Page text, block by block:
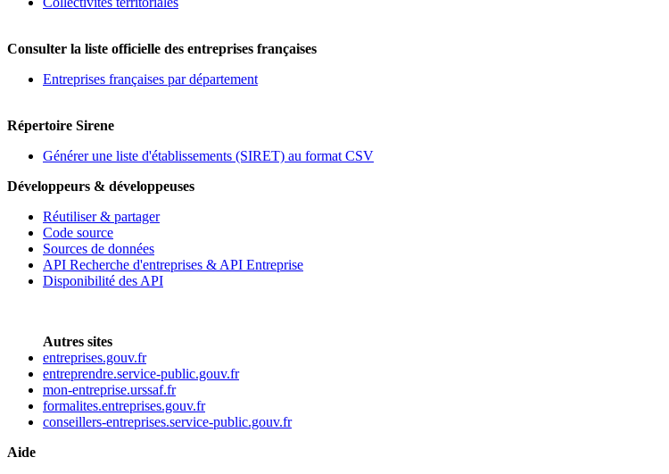
Consulter la liste officielle des entreprises françaises
Entreprises françaises par département
Répertoire Sirene
Générer une liste d'établissements (SIRET) au format CSV
Développeurs & développeuses
Réutiliser & partager
Code source
Sources de données
API Recherche d'entreprises & API Entreprise
Disponibilité des API
Autres sites
entreprises.gouv.fr
entreprendre.service-public.gouv.fr
mon-entreprise.urssaf.fr
formalites.entreprises.gouv.fr
conseillers-entreprises.service-public.gouv.fr
Aide